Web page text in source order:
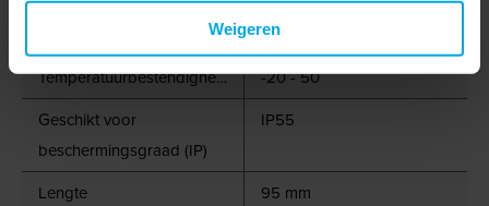
Weigeren
AC
Temperatuurbestendigheid
-20 - 50
Geschikt voor
beschermingsgraad (IP)
IP55
Lengte
95 mm